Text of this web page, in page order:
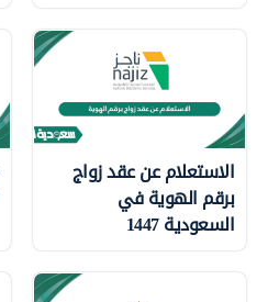
الاستعلام عن عقد زواج
برقم الهوية في
السعودية 1447